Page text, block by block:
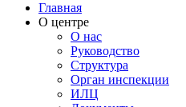
Главная
О центре
О нас
Руководство
Структура
Орган инспекции
ИЛЦ